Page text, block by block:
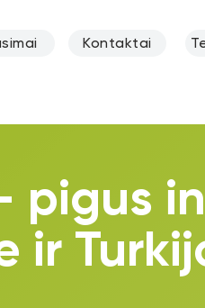
pigus
ir
Kontaktai